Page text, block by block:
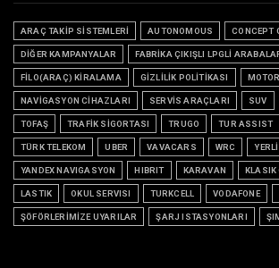
ARAÇ TAKİP SİSTEMLERİ AUTONOMOUS CONCEPT
DİĞER KAMPANYALAR FABRİKA ÇIKIŞLI LPGLİ
FİLO(ARAÇ) KİRALAMA GİZLİLİK POLİTİKASI
NAVİGASYON CİHAZLARI SERVİS ARAÇLARI SUV
TOFAŞ TRAFİK SİGORTASI TRUGO TUR ASSIST
TÜRK TELEKOM UBER VAVACARS WRC
YANDEX NAVIGASYON HIBRIT KARAVAN KLASIK
LASTIK OKUL SERVISI TURKCELL VODAFONE
ŞÖFÖRLERİMİZE UYARILAR ŞARJ ISTASYONLARI